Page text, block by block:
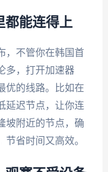
都能连得上
，不管你在韩国首
多，打开加速器
优的线路。比如在
延迟节点，让你连
坡附近的节点，确
省时间又高效。